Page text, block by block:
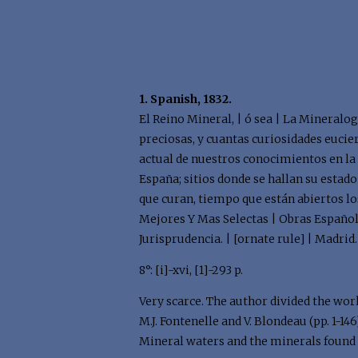
1. Spanish, 1832.
El Reino Mineral, | ó sea | La
preciosas, y cuantas curiosidades
actual de nuestros conocimientos en
España; sitios donde se hallan su
que curan, tiempo que están abiertos
Mejores Y Mas Selectas | Obras
Jurisprudencia. | [ornate rule] |
8°: [i]-xvi, [1]-293 p.
Very scarce. The author divided the
M.J. Fontenelle and V. Blondeau (pp.
Mineral waters and the minerals found